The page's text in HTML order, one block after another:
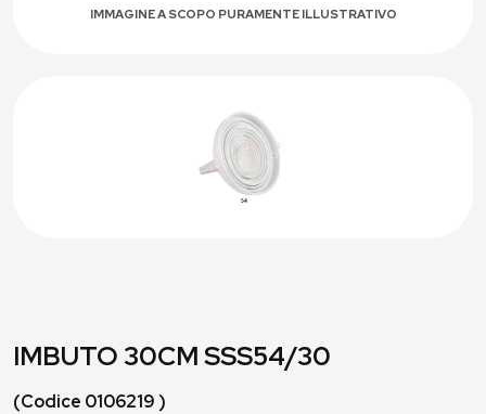
IMMAGINE A SCOPO PURAMENTE ILLUSTRATIVO
IMBUTO 30CM SSS54/30
(Codice 0106219 )